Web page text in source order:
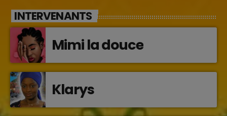
INTERVENANTS
Mimi la douce
Klarys